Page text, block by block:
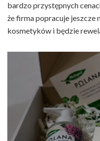
bardzo przystępnych
że firma popracuje jeszcze
kosmetyków i będzie